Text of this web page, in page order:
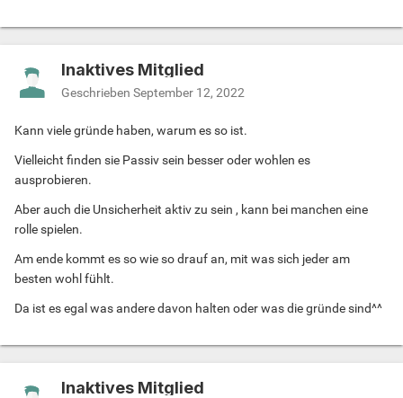
Inaktives Mitglied
Geschrieben September 12, 2022
Kann viele gründe haben, warum es so ist.
Vielleicht finden sie Passiv sein besser oder wohlen es
ausprobieren.
Aber auch die Unsicherheit aktiv zu sein , kann bei manchen eine
rolle spielen.
Am ende kommt es so wie so drauf an, mit was sich jeder am
besten wohl fühlt.
Da ist es egal was andere davon halten oder was die gründe sind^^
Inaktives Mitglied